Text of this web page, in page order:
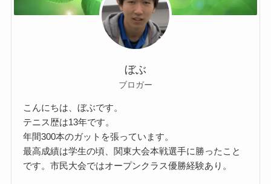
ぼぶ
ブロガー
こんにちは、ぼぶです。
テニス歴は13年です。
年間300本のガットを張っています。
最高成績は学生の頃、関東大会本戦選手に勝ったこと
です。市民大会ではオープンクラス優勝経験あり。